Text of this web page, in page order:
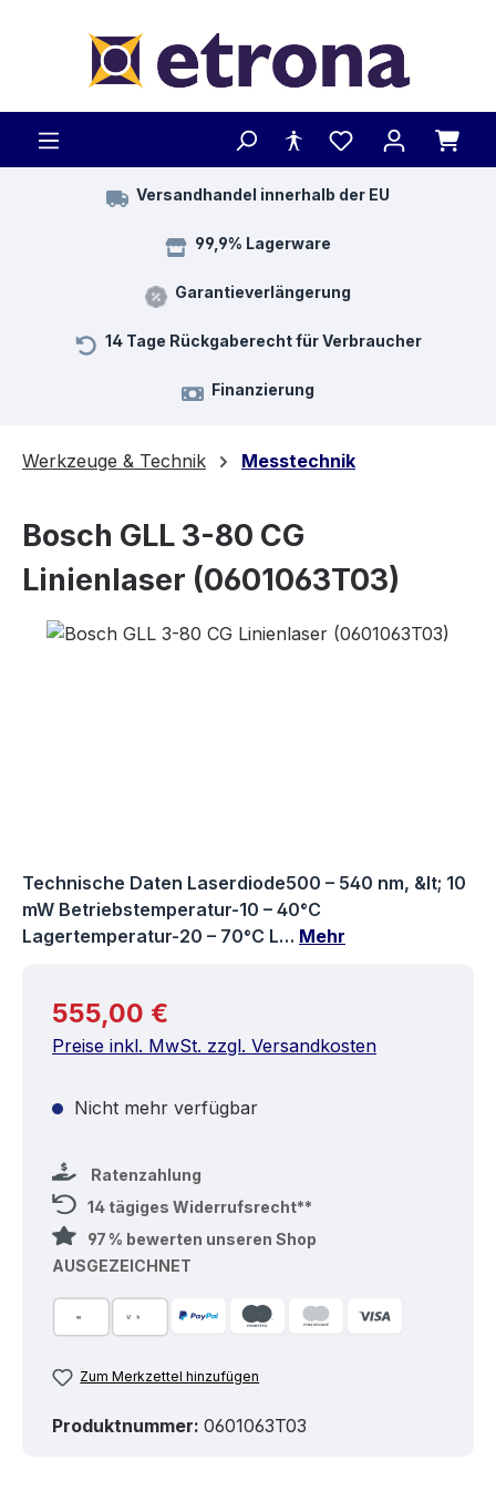
Versandhandel innerhalb der EU
99,9% Lagerware
Garantieverlängerung
14 Tage Rückgaberecht für Verbraucher
Finanzierung
Werkzeuge & Technik Messtechnik
Bosch GLL 3-80 CG
Linienlaser (0601063T03)
Bildergalerie überspringen
Technische Daten Laserdiode500 – 540 nm, &lt; 10
mW Betriebstemperatur-10 – 40°C
Lagertemperatur-20 – 70°C L… Mehr
Regulärer Preis:
555,00 €
Preise inkl. MwSt. zzgl. Versandkosten
Nicht mehr verfügbar
Ratenzahlung
14 tägiges Widerrufsrecht**
97 % bewerten unseren Shop
AUSGEZEICHNET
Zum Merkzettel hinzufügen
Produktnummer: 0601063T03